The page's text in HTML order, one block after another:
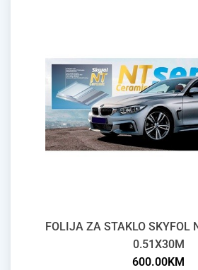
FOLIJA ZA STAKLO SKYFOL
0.51X30M
600.00KM